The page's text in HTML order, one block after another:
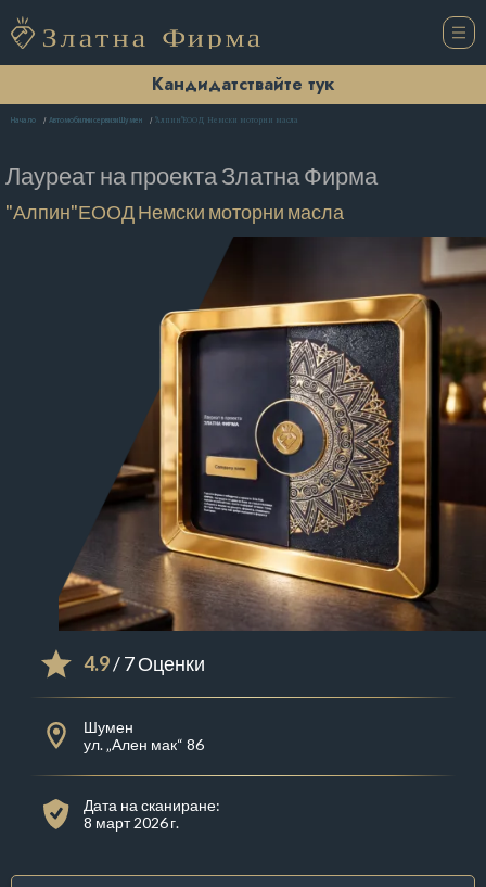
Кандидатствайте тук
Начало Автомобилни сервизи Шумен "Алпин"ЕООД Немски моторни масла
Лауреат на проектаЗлатна Фирма
"Алпин"ЕООД Немски моторни масла
4.9/ 7 Оценки
Шумен
ул. „Ален мак“ 86
Дата на сканиране:
8 март 2026 г.